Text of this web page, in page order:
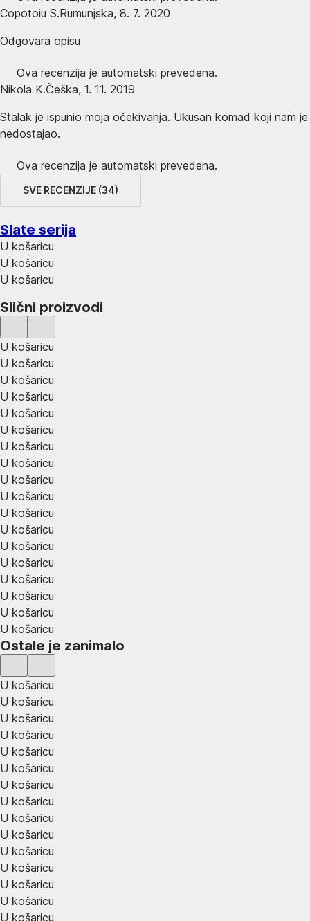
Copotoiu S.Rumunjska, 8. 7. 2020
Odgovara opisu
Ova recenzija je automatski prevedena.
Nikola K.Češka, 1. 11. 2019
Stalak je ispunio moja očekivanja. Ukusan komad koji nam je
nedostajao.
Ova recenzija je automatski prevedena.
SVE RECENZIJE (34)
Slate serija
U košaricu
U košaricu
U košaricu
Slični proizvodi
U košaricu
U košaricu
U košaricu
U košaricu
U košaricu
U košaricu
U košaricu
U košaricu
U košaricu
U košaricu
U košaricu
U košaricu
U košaricu
U košaricu
U košaricu
U košaricu
U košaricu
U košaricu
Ostale je zanimalo
U košaricu
U košaricu
U košaricu
U košaricu
U košaricu
U košaricu
U košaricu
U košaricu
U košaricu
U košaricu
U košaricu
U košaricu
U košaricu
U košaricu
U košaricu